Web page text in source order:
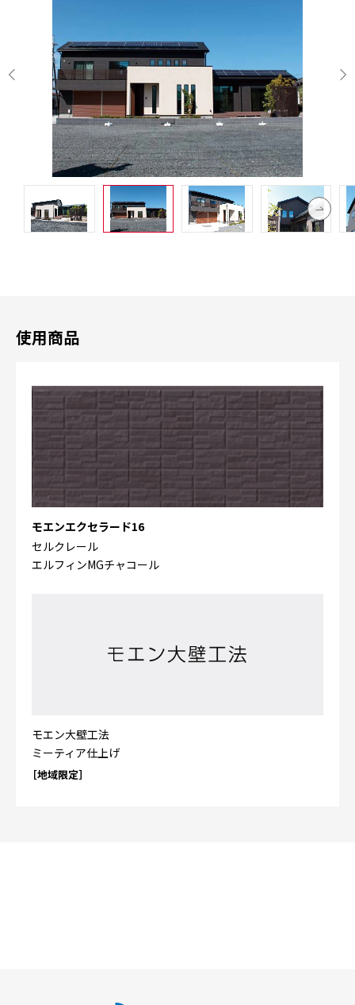
使用商品
モエンエクセラード16
セルクレール
エルフィンMGチャコール
モエン大壁工法
ミーティア仕上げ
［地域限定］